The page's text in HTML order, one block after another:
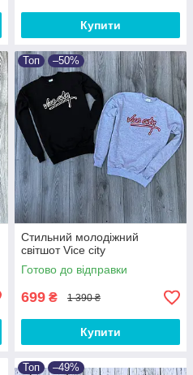
Купити
Топ –50%
Стильний молодіжний
світшот Vice city
Готово до відправки
699 ₴ 1 390 ₴
Купити
Топ –49%